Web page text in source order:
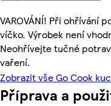
VAROVÁNÍ! Při ohřívání
víčko. Výrobek není
Neohřívejte tučné
vaření.
Zobrazit vše Go Cook
Příprava a